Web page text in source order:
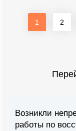
1 2
Возникли
работы по